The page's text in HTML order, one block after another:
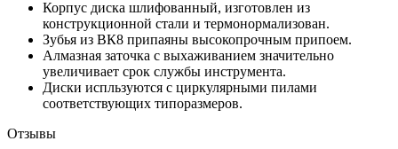
Диски СИБРТЕХ предназначены для продольного и
поперечного распила древесины.
Корпус диска шлифованный, изготовлен из
конструкционной стали и термонормализован.
Зубья из ВК8 припаяны высокопрочным припоем.
Алмазная заточка с выхаживанием значительно
увеличивает срок службы инструмента.
соответствующих типоразмеров.